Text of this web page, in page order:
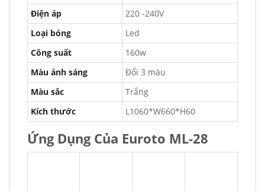
Điện áp
220 -240V
Loại bóng
Led
Công suất
160w
Màu ánh sáng
Đổi 3 màu
Màu sắc
Trắng
Kích thước
L1060*W660*H60
Ứng Dụng Của Euroto ML-28